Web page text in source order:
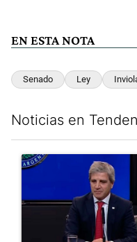
EN ESTA NOTA
Senado Ley
Noticias en
Un artículo de tendencia